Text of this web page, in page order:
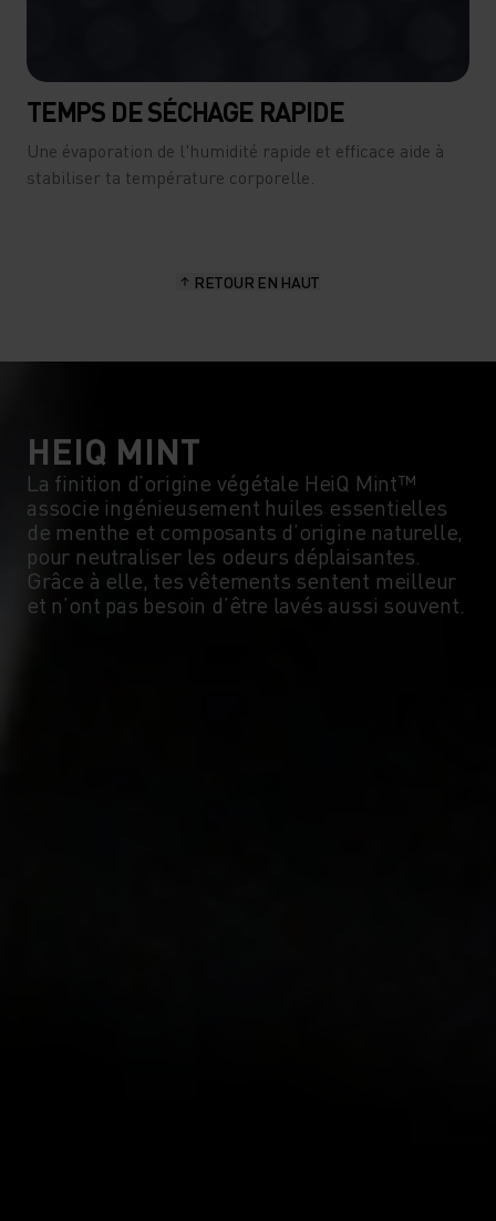
TEMPS DE SÉCHAGE RAPIDE
Une évaporation de l'humidité rapide et efficace aide à
stabiliser ta température corporelle.
RETOUR EN HAUT
HEIQ MINT
La finition d’origine végétale HeiQ Mint™
associe ingénieusement huiles essentielles
de menthe et composants d’origine naturelle,
pour neutraliser les odeurs déplaisantes.
Grâce à elle, tes vêtements sentent meilleur
et n’ont pas besoin d’être lavés aussi souvent.